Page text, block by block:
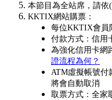
本節目為全站席，請
KKTIX網站購票：
每位KKTIX會員
付款方式：信用
為強化信用卡網
證流程為何？
ATM虛擬帳號付
將會自動取消
取票方式：全家